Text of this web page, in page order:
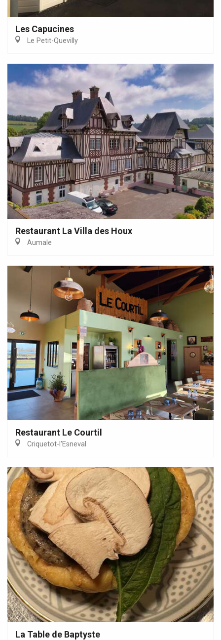
Les Capucines
Le Petit-Quevilly
Restaurant La Villa des Houx
Aumale
Restaurant Le Courtil
Criquetot-l'Esneval
La Table de Baptyste